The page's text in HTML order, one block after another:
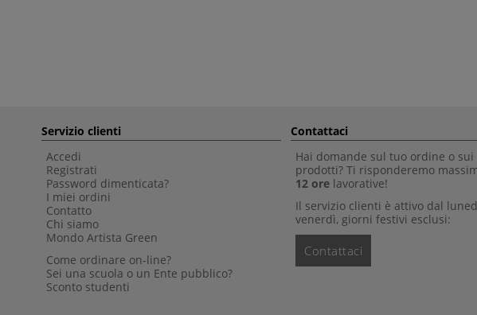
Servizio clienti
Accedi
Registrati
Password dimenticata?
I miei ordini
Contatto
Chi siamo
Mondo Artista Green
Come ordinare on-line?
Sei una scuola o un Ente pubblico?
Sconto studenti
Contattaci
Hai domande sul tuo ordine o
prodotti? Ti risponderemo
12 ore lavorative!
Il servizio clienti è attivo dal
venerdì, giorni festivi esclusi:
Contattaci